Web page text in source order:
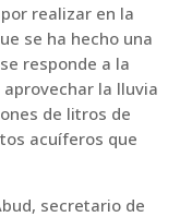
realizar en la
se ha hecho una
responde a la
la lluvia
de litros de
acuíferos que
secretario de